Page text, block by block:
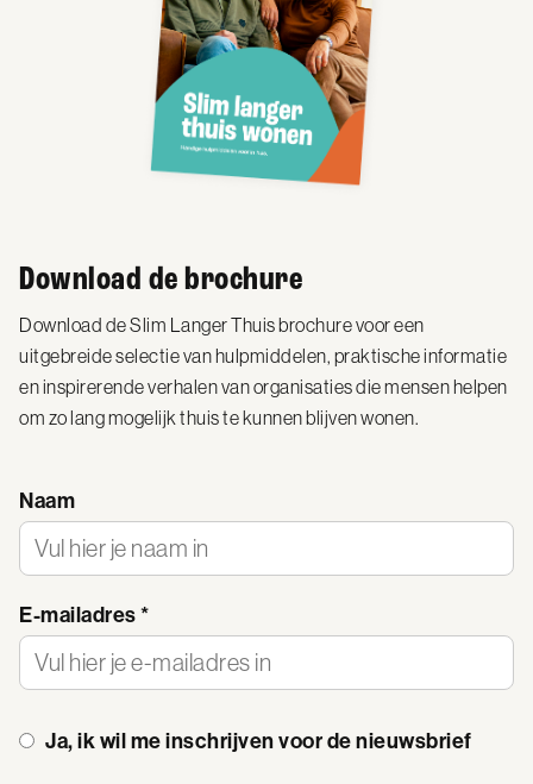
Download de brochure
Download de Slim Langer Thuis brochure voor een
uitgebreide selectie van hulpmiddelen, praktische informatie
en inspirerende verhalen van organisaties die mensen helpen
om zo lang mogelijk thuis te kunnen blijven wonen.
Naam
E-mailadres *
Ja, ik wil me inschrijven voor de nieuwsbrief